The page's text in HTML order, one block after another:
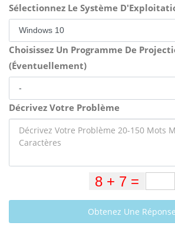
Sélectionnez Le Système
Choisissez Un Programme De
(Éventuellement)
Décrivez Votre Problème
Obtenez Une Réponse